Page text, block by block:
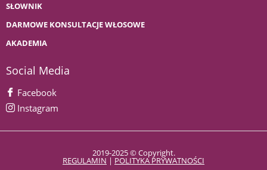
SŁOWNIK
DARMOWE KONSULTACJE WŁOSOWE
AKADEMIA
Social Media
Facebook
Instagram
2019-2025 © Copyright.
REGULAMIN | POLITYKA PRYWATNOŚCI